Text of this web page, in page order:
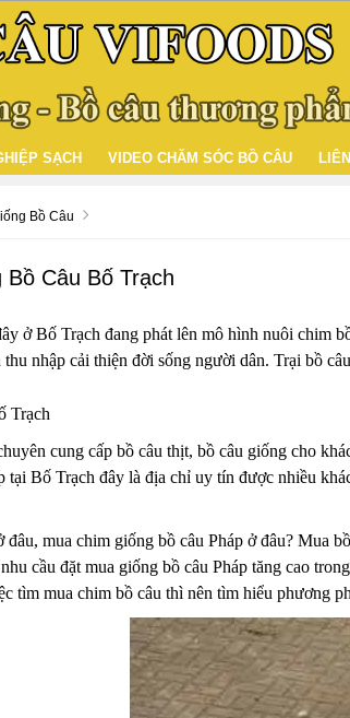
SẠCH VIDEO CHĂM SÓC BỒ CÂU
Bồ Câu
Bồ Câu Bố Trạch
ở Bố Trạch đang phát lên mô hình nuôi chim
nhập cải thiện đời sống người dân. Trại bồ
Trạch
cung cấp bồ câu thịt, bồ câu giống cho
tại Bố Trạch đây là địa chỉ uy tín được nhiều
đâu, mua chim giống bồ câu Pháp ở đâu? Mua
cầu đặt mua giống bồ câu Pháp tăng cao
tìm mua chim bồ câu thì nên tìm hiểu phương